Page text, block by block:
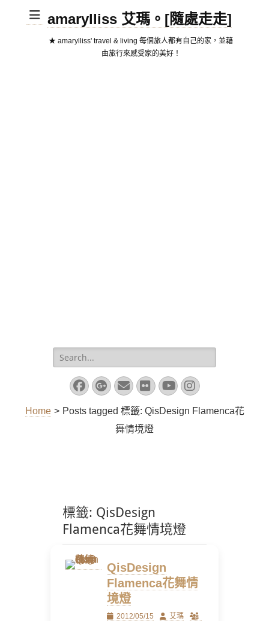
amarylliss 艾瑪。[隨處走走]
★ amarylliss' travel & living 每個旅人都有自己的家，並藉
由旅行來感受家的美好！
Search
for:
Facebook
Googleplus
EmailFlickrYouTube
Instagram
Home > Posts tagged 標籤: QisDesign Flamenca花
舞情境燈
標籤: QisDesign
Flamenca花舞情境燈
QisDesign
Flamenca花舞情
境燈
Posted2012/05/15 Author
艾瑪